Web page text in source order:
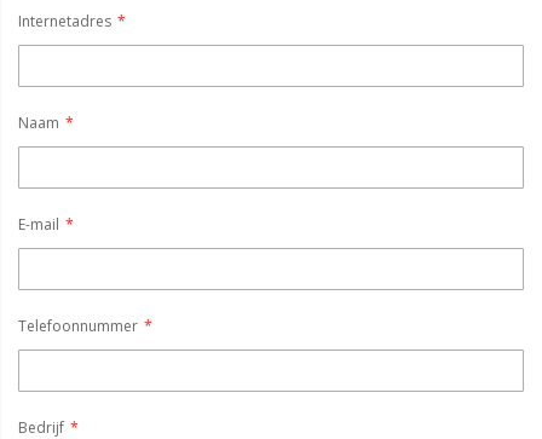
Internetadres
Naam
E-mail
Telefoonnummer
Bedrijf